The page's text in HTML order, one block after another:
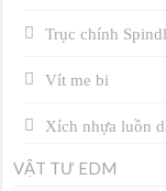
Trục chính
Vít me bi
Xích nhựa luồn
VẬT TƯ EDM